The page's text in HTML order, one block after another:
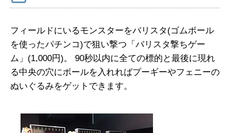
フィールドにいるモンスターをバリスタ(ゴムボール
を使ったパチンコ)で狙い撃つ「バリスタ撃ちゲー
ム」(1,000円)。 90秒以内に全ての標的と最後に現れ
る中央の穴にボールを入れればプーギーやフェニーの
ぬいぐるみをゲットできます。